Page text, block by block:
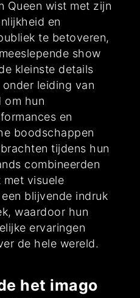
Queen wist met zijn
en
te betoveren,
show
kleinste details
leiding van
om hun
en
boodschappen
tijdens hun
combineerden
visuele
blijvende indruk
waardoor hun
ervaringen
de hele wereld.
het imago